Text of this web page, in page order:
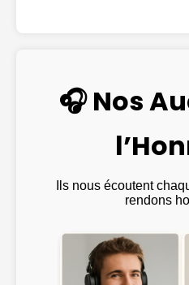
🎧 Nos
Ils nous écoutent
rendons